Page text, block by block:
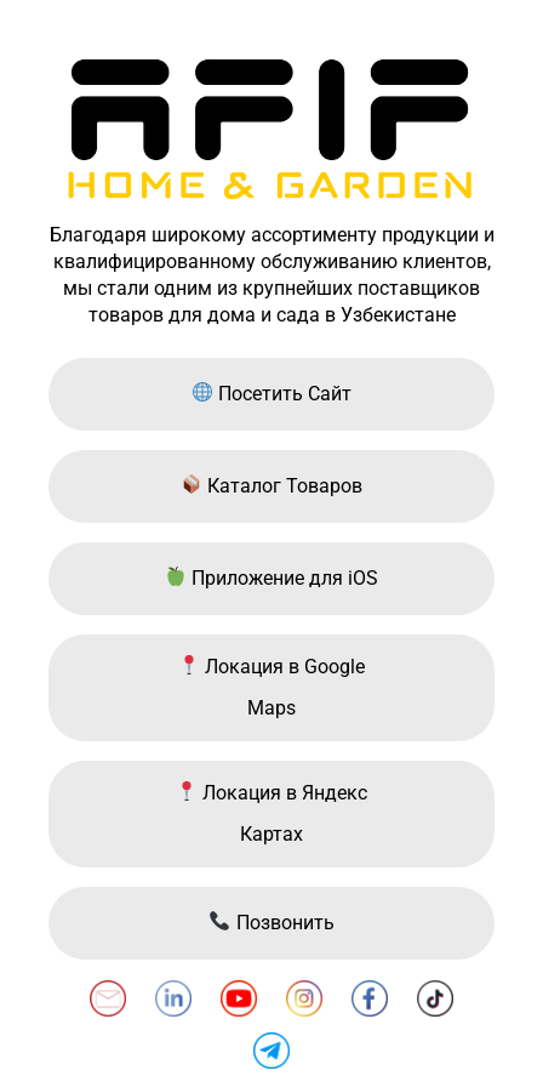
Благодаря широкому ассортименту продукции и
квалифицированному обслуживанию клиентов,
мы стали одним из крупнейших поставщиков
товаров для дома и сада в Узбекистане
Посетить Сайт
Каталог Товаров
Приложение для iOS
Локация в Google
Maps
Локация в Яндекс
Картах
Позвонить